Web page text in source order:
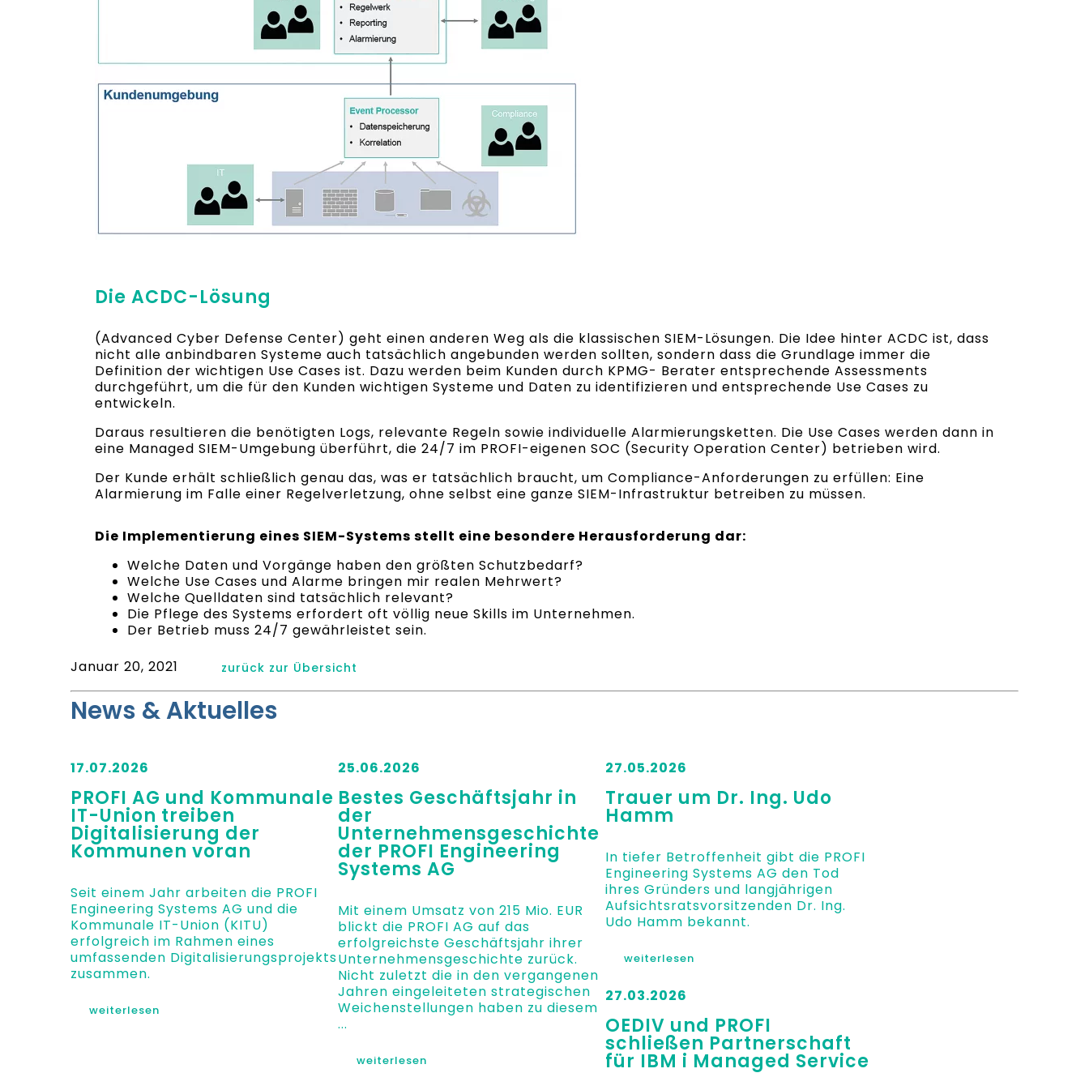
Die ACDC-Lösung
(Advanced Cyber Defense Center) geht einen anderen Weg als die klassischen SIEM-Lösungen. Die Idee hinter ACDC ist, dass
nicht alle anbindbaren Systeme auch tatsächlich angebunden werden sollten, sondern dass die Grundlage immer die
Definition der wichtigen Use Cases ist. Dazu werden beim Kunden durch KPMG- Berater entsprechende Assessments
durchgeführt, um die für den Kunden wichtigen Systeme und Daten zu identifizieren und entsprechende Use Cases zu
entwickeln.
Daraus resultieren die benötigten Logs, relevante Regeln sowie individuelle Alarmierungsketten. Die Use Cases werden dann in
eine Managed SIEM-Umgebung überführt, die 24/7 im PROFI-eigenen SOC (Security Operation Center) betrieben wird.
Der Kunde erhält schließlich genau das, was er tatsächlich braucht, um Compliance-Anforderungen zu erfüllen: Eine
Alarmierung im Falle einer Regelverletzung, ohne selbst eine ganze SIEM-Infrastruktur betreiben zu müssen.
Die Implementierung eines SIEM-Systems stellt eine besondere Herausforderung dar:
Welche Daten und Vorgänge haben den größten Schutzbedarf?
Welche Use Cases und Alarme bringen mir realen Mehrwert?
Welche Quelldaten sind tatsächlich relevant?
Die Pflege des Systems erfordert oft völlig neue Skills im Unternehmen.
Der Betrieb muss 24/7 gewährleistet sein.
Januar 20, 2021
zurück zur Übersicht
News & Aktuelles
17.07.2026
PROFI AG und Kommunale
IT-Union treiben
Digitalisierung der
Kommunen voran
Seit einem Jahr arbeiten die PROFI
Engineering Systems AG und die
Kommunale IT-Union (KITU)
erfolgreich im Rahmen eines
umfassenden Digitalisierungsprojekts
zusammen.
weiterlesen
25.06.2026
Bestes Geschäftsjahr in
der
Unternehmensgeschichte
der PROFI Engineering
Systems AG
Mit einem Umsatz von 215 Mio. EUR
blickt die PROFI AG auf das
erfolgreichste Geschäftsjahr ihrer
Unternehmensgeschichte zurück.
Nicht zuletzt die in den vergangenen
Jahren eingeleiteten strategischen
Weichenstellungen haben zu diesem
...
weiterlesen
27.05.2026
Trauer um Dr. Ing. Udo
Hamm
In tiefer Betroffenheit gibt die PROFI
Engineering Systems AG den Tod
ihres Gründers und langjährigen
Aufsichtsratsvorsitzenden Dr. Ing.
Udo Hamm bekannt.
weiterlesen
27.03.2026
OEDIV und PROFI
schließen Partnerschaft
für IBM i Managed Service